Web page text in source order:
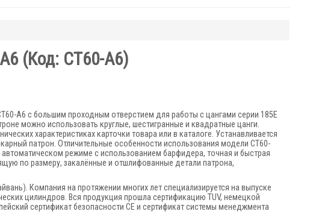
(Код: CT60-A6)
A6 с большим проходным отверстием для работы с цангами серии 185Е
можно использовать круглые, шестигранные и квадратные цанги.
характеристиках карточки товара или в каталоге. Устанавливается
патрон. Отличительные особенности использования модели CT60-
режиме с использованием барфидера, точная и быстрая
по размеру, закалённые и отшлифованные детали патрона,
Компания на протяжении многих лет специализируется на выпуске
цилиндров. Вся продукция прошла сертификацию TUV, немецкой
сертификат безопасности СЕ и сертификат системы менеджмента